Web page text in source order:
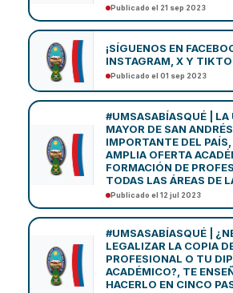
Publicado el 21 sep 2023
¡SÍGUENOS EN
INSTAGRAM, X Y
Publicado el 01 sep 2023
#UMSASABÍASQUÉ | LA
MAYOR DE SAN
IMPORTANTE DEL
AMPLIA OFERTA
FORMACIÓN DE
TODAS LAS ÁREAS DE
Publicado el 12 jul 2023
#UMSASABÍASQUÉ |
LEGALIZAR LA COPIA
PROFESIONAL O TU
ACADÉMICO?, TE
HACERLO EN CINCO